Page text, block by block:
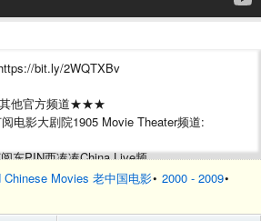
bit.ly/2WQTXBv
他官方频道★★★
电影大剧院1905 Movie Theater频道:
东PIN西凑凑China Live频
电影Movie Series频道:
Chinese Movies 老中国电影• 2000 - 2009•